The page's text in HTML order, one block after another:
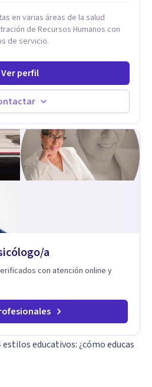
en varias áreas de la salud
de servicio.
Ver perfil
a
con atención online y
estilos educativos: ¿cómo educas